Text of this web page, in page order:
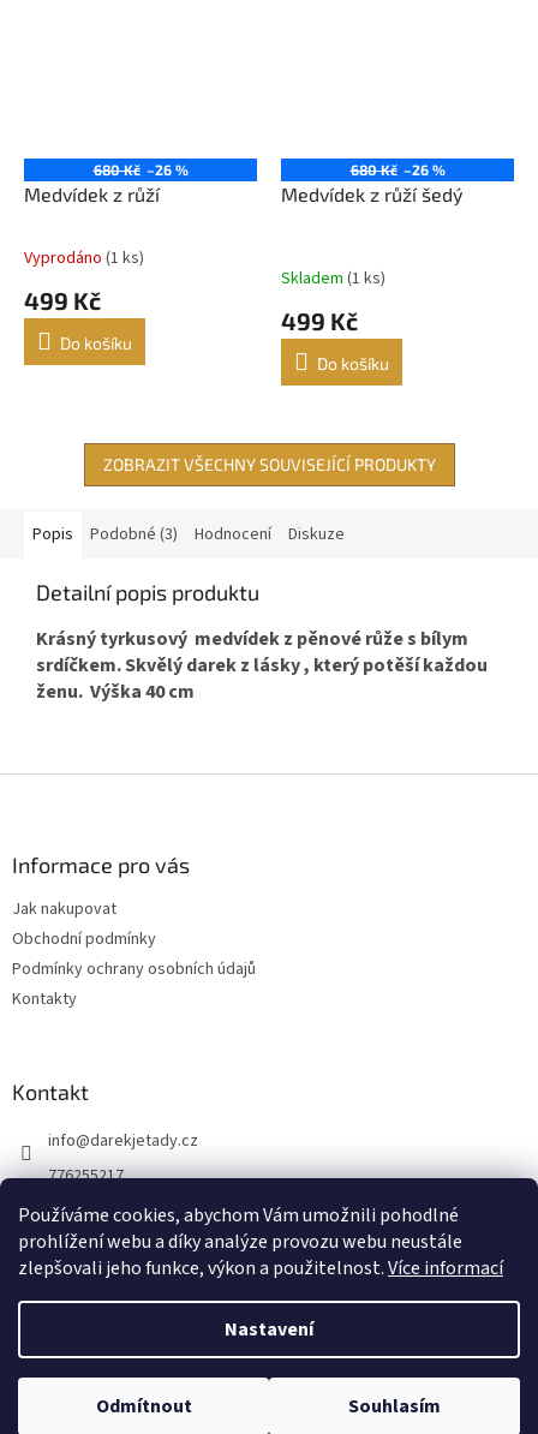
Používáme cookies, abychom Vám umožnili pohodlné
prohlížení webu a díky analýze provozu webu neustále
zlepšovali jeho funkce, výkon a použitelnost.Více informací
Nastavení
Odmítnout Souhlasím
680 Kč –26 %
Medvídek z růží
Průměrné
produktu
5,0
Vyprodáno (1 ks)
499 Kč
Do košíku
680 Kč –26 %
Medvídek z růží šedý
Skladem (1 ks)
499 Kč
Do košíku
ZOBRAZIT VŠECHNY SOUVISEJÍCÍ PRODUKTY
Popis Podobné (3) Hodnocení Diskuze
Detailní popis produktu
Krásný tyrkusový medvídek z pěnové růže s bílym
srdíčkem. Skvělý darek z lásky , který potěší každou
ženu. Výška 40 cm
Informace pro vás
Jak nakupovat
Obchodní podmínky
Podmínky ochrany osobních údajů
Kontakty
Kontakt
info@darekjetady.cz
776255217
DÁREK JE TADY
darek_je_tady
Vytvořil Shoptet
Copyright 2026Darek je tady . Všechna práva vyhrazena.